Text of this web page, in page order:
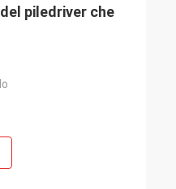
piledriver che